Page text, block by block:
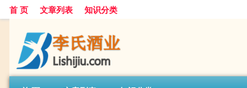
首 页 文章列表 知识分类